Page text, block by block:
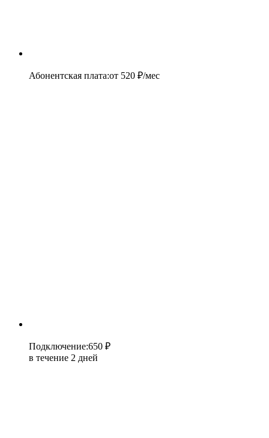
Абонентская плата:от 520 ₽/мес
Подключение:650 ₽
в течение 2 дней